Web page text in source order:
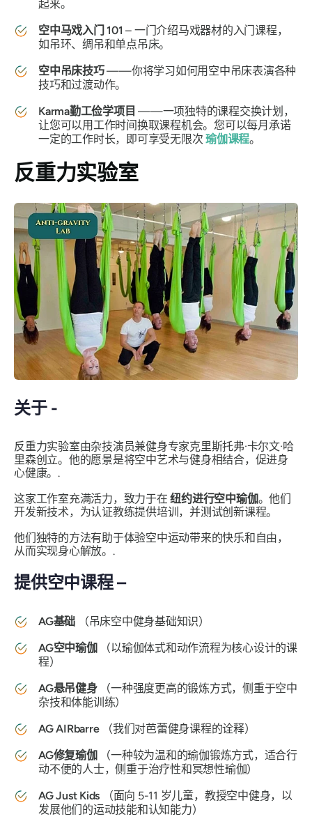
起来。
空中马戏入门 101 – 一门介绍马戏器材的入门课程，
如吊环、绸吊和单点吊床。
空中吊床技巧——你将学习如何用空中吊床表演各种
技巧和过渡动作。
Karma勤工俭学项目 ——一项独特的课程交换计划，
让您可以用工作时间换取课程机会。您可以每月承诺
一定的工作时长，即可享受无限次瑜伽课程。
反重力实验室
关于 -
反重力实验室由杂技演员兼健身专家克里斯托弗·卡尔文·哈
里森创立。他的愿景是将空中艺术与健身相结合，促进身
心健康。.
这家工作室充满活力，致力于在纽约进行空中瑜伽。他们
开发新技术，为认证教练提供培训，并测试创新课程。
他们独特的方法有助于体验空中运动带来的快乐和自由，
从而实现身心解放。.
提供空中课程 –
AG基础
（吊床空中健身基础知识）
AG空中瑜伽
（以瑜伽体式和动作流程为核心设计的课
程）
AG悬吊健身
（一种强度更高的锻炼方式，侧重于空中
杂技和体能训练）
AG AIRbarre（我们对芭蕾健身课程的诠释）
AG修复瑜伽（一种较为温和的瑜伽锻炼方式，适合行
动不便的人士，侧重于治疗性和冥想性瑜伽）
AG Just Kids （面向 5-11 岁儿童，教授空中健身，以
发展他们的运动技能和认知能力）